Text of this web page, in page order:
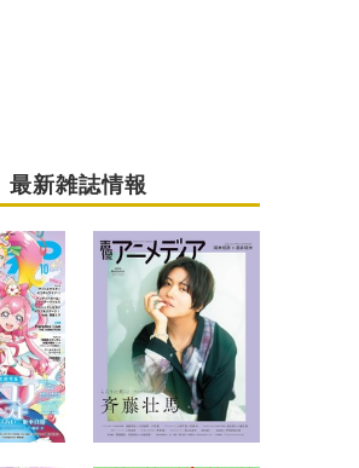
最新雑誌情報